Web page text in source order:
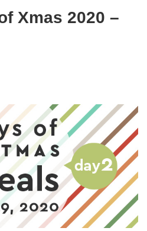
Xmas 2020 –